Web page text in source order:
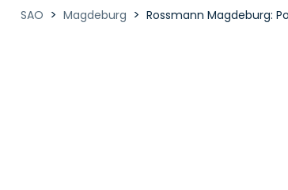
SAO > Magdeburg > Rossmann Magdeburg: